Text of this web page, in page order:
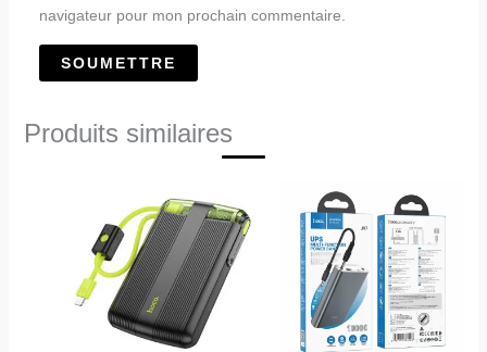
navigateur pour mon prochain commentaire.
Produits similaires